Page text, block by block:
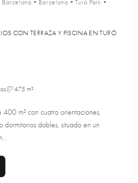
Barcelona • Barcelona •Turó Park •
CON TERRAZA Y PISCINA EN TURÓ
475 m²
m² con cuatro orientaciones,
dormitorios dobles, situado en un